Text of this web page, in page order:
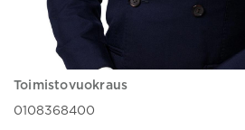
Toimistovuokraus
0108368400